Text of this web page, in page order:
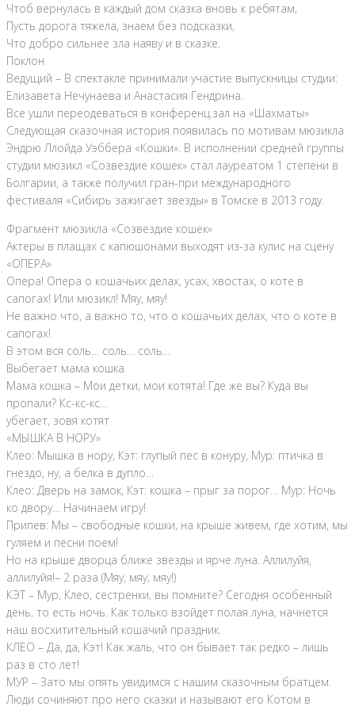
Чтоб вернулась в каждый дом сказка вновь к ребятам,
Пусть дорога тяжела, знаем без подсказки,
Что добро сильнее зла наяву и в сказке.
Поклон
Ведущий – В спектакле принимали участие выпускницы студии:
Елизавета Нечунаева и Анастасия Гендрина.
Все ушли переодеваться в конференц.зал на «Шахматы»
Следующая сказочная история появилась по мотивам мюзикла
Эндрю Ллойда Уэббера «Кошки». В исполнении средней группы
студии мюзикл «Созвездие кошек» стал лауреатом 1 степени в
Болгарии, а также получил гран-при международного
фестиваля «Сибирь зажигает звезды» в Томске в 2013 году.
Фрагмент мюзикла «Созвездие кошек»
Актеры в плащах с капюшонами выходят из-за кулис на сцену
«ОПЕРА»
Опера! Опера о кошачьих делах, усах, хвостах, о коте в
сапогах! Или мюзикл! Мяу, мяу!
Не важно что, а важно то, что о кошачьих делах, что о коте в
сапогах!
В этом вся соль… соль… соль…
Выбегает мама кошка
Мама кошка – Мои детки, мои котята! Где же вы? Куда вы
пропали? Кс-кс-кс…
убегает, зовя котят
«МЫШКА В НОРУ»
Клео: Мышка в нору, Кэт: глупый пес в конуру, Мур: птичка в
гнездо, ну, а белка в дупло…
Клео: Дверь на замок, Кэт: кошка – прыг за порог… Мур: Ночь
ко двору… Начинаем игру!
Припев: Мы – свободные кошки, на крыше живем, где хотим, мы
гуляем и песни поем!
Но на крыше дворца ближе звезды и ярче луна. Аллилуйя,
аллилуйя!– 2 раза (Мяу, мяу, мяу!)
КЭТ – Мур, Клео, сестренки, вы помните? Сегодня особенный
день, то есть ночь. Как только взойдет полая луна, начнется
наш восхитительный кошачий праздник.
КЛЕО – Да, да, Кэт! Как жаль, что он бывает так редко – лишь
раз в сто лет!
МУР – Зато мы опять увидимся с нашим сказочным братцем.
Люди сочиняют про него сказки и называют его Котом в